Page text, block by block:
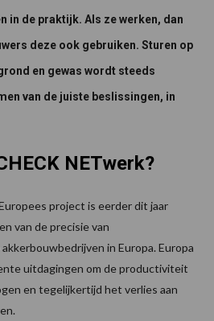
in de praktijk. Als ze werken, dan
deze ook gebruiken. Sturen op
en gewas wordt steeds
van de juiste beslissingen, in
NETwerk?
project is eerder dit jaar
van de precisie van
in Europa. Europa
uitdagingen om de productiviteit
en tegelijkertijd het verlies aan